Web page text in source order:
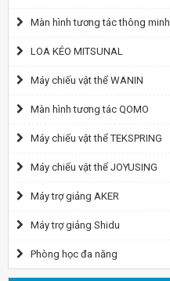
Màn hình tương tác thông minh
LOA KÉO MITSUNAL
Máy chiếu vật thể WANIN
Màn hình tương tác QOMO
Máy chiếu vật thể TEKSPRING
Máy chiếu vật thể JOYUSING
Máy trợ giảng AKER
Máy trợ giảng Shidu
Phòng học đa năng